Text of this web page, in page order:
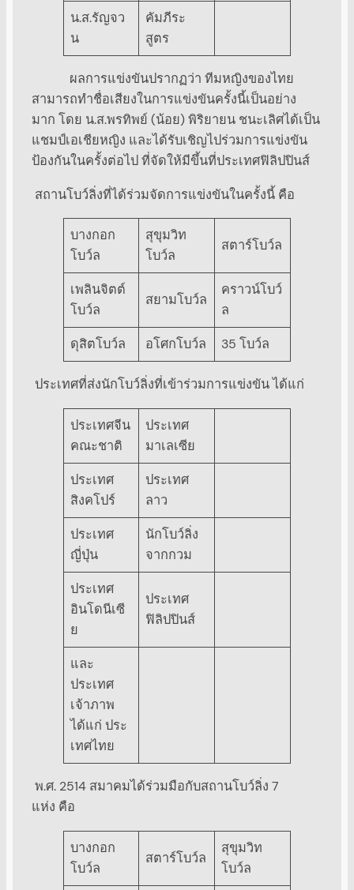
น.ส.รัญจว
น
คัมภีระ
สูตร
ผลการแข่งขันปรากฏว่า ทีมหญิงของไทย
สามารถทำชื่อเสียงในการแข่งขันครั้งนี้เป็นอย่าง
มาก โดย น.ส.พรทิพย์ (น้อย) พิริยายน ชนะเลิศได้เป็น
แชมป์เอเชียหญิง และได้รับเชิญไปร่วมการแข่งขัน
ป้องกันในครั้งต่อไป ที่จัดให้มีขึ้นที่ประเทศฟิลิปปินส์
สถานโบว์ลิ่งที่ได้ร่วมจัดการแข่งขันในครั้งนี้ คือ
บางกอก
โบว์ล
สุขุมวิท
โบว์ล
สตาร์โบว์ล
เพลินจิตต์
โบว์ล
สยามโบว์ล
คราวน์โบว์
ล
ดุสิตโบว์ล อโศกโบว์ล 35 โบว์ล
ประเทศที่ส่งนักโบว์ลิ่งที่เข้าร่วมการแข่งขัน ได้แก่
ประเทศจีน
คณะชาติ
ประเทศ
มาเลเซีย
ประเทศ
สิงคโปร์
ประเทศ
ลาว
ประเทศ
ญี่ปุ่น
นักโบว์ลิ่ง
จากกวม
ประเทศ
อินโดนีเซี
ย
ประเทศ
ฟิลิปปินส์
และ
ประเทศ
เจ้าภาพ
ได้แก่ ประ
เทศไทย
พ.ศ. 2514 สมาคมได้ร่วมมือกับสถานโบว์ลิ่ง 7
แห่ง คือ
บางกอก
โบว์ล
สตาร์โบว์ล
สุขุมวิท
โบว์ล